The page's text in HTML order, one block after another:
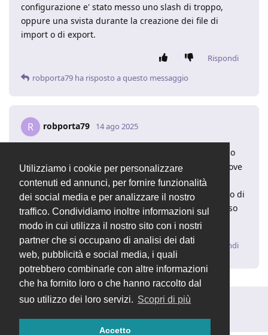
Utilizziamo i cookie per personalizzare
contenuti ed annunci, per fornire funzionalità
dei social media e per analizzare il nostro
traffico. Condividiamo inoltre informazioni sul
modo in cui utilizza il nostro sito con i nostri
partner che si occupano di analisi dei dati
web, pubblicità e social media, i quali
potrebbero combinarle con altre informazioni
che ha fornito loro o che hanno raccolto dal
suo utilizzo dei loro servizi. Scopri di più
Accetto
configurazione e' stato messo uno slash di troppo,
oppure una svista durante la creazione dei file di
import o di export.
Rispondi
robporta79 ha risposto a questo messaggio
R robporta79 14 ago 2025
Si, è quello che ho notato anche io, solo
che non ho trovato il punto nei file o nel database dove
questo errore è presente
Credo sia stato aggiunto ad ogni riferimento in corso di
aggiornamento, infatti nei nuovi inserimenti o in caso
di sostituzione del file, il problema non si manifesta
Rispondi
Rispondi alla discussione...